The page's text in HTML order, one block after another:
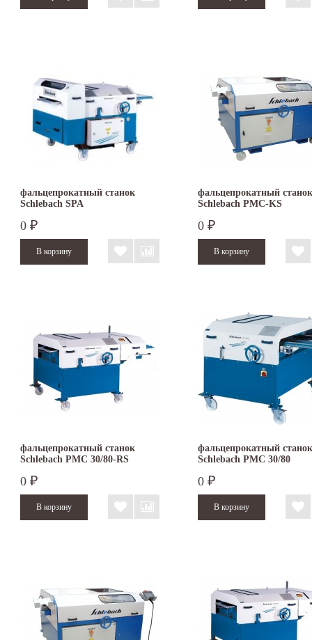
фальцепрокатный станок
Schlebach SPA
0 ₽
фальцепрокатный станок
Schlebach PMC-KS
0 ₽
фальцепрокатный станок
Schlebach PMC 30/80-RS
0 ₽
фальцепрокатный станок
Schlebach PMC 30/80
0 ₽